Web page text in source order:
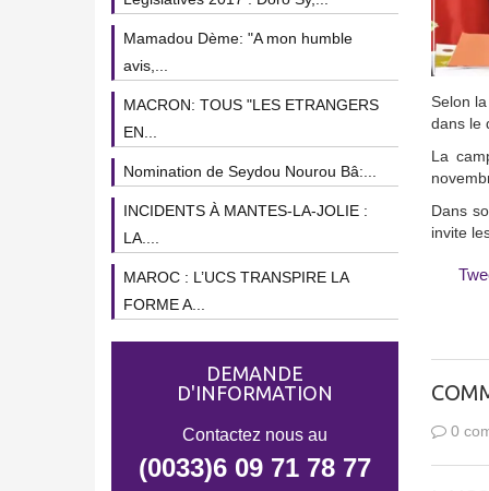
Selon
dans le
La
Dans
invite
0
Mamadou Dème: "A mon humble
avis,...
MACRON: TOUS "LES ETRANGERS
EN...
Nomination de Seydou Nourou Bâ:...
INCIDENTS À MANTES-LA-JOLIE :
LA....
MAROC : L’UCS TRANSPIRE LA
FORME A...
DEMANDE
D'INFORMATION
Contactez nous au
(0033)6 09 71 78 77